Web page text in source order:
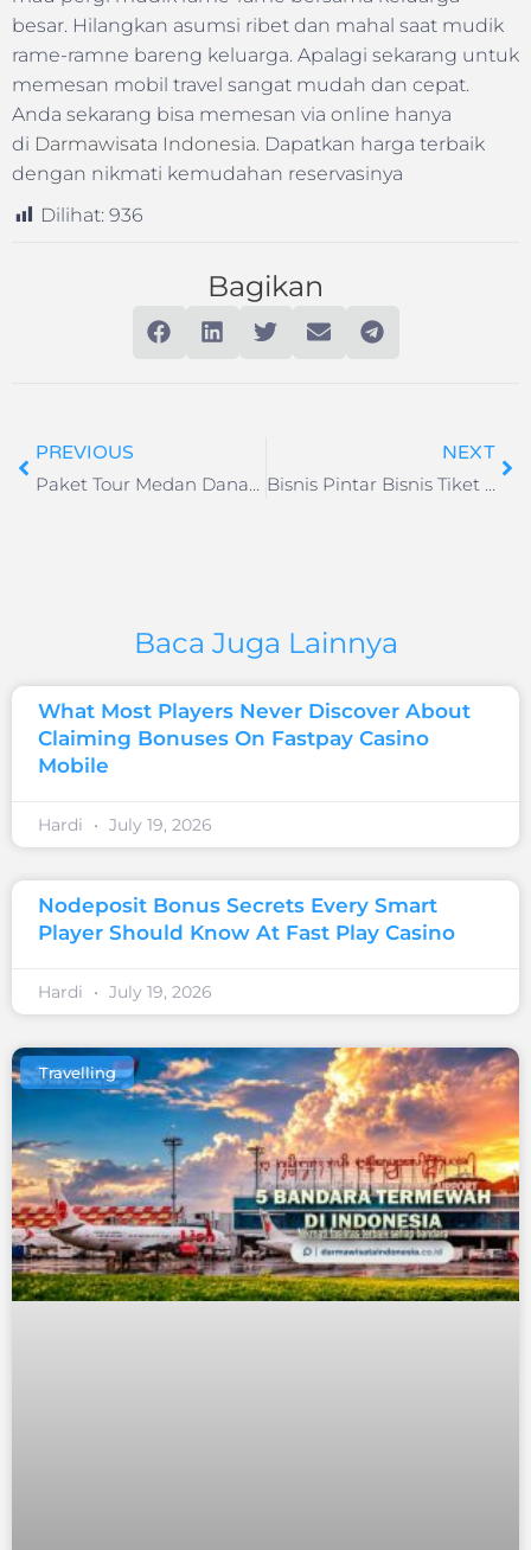
besar. Hilangkan asumsi ribet dan mahal saat mudik
rame-ramne bareng keluarga. Apalagi sekarang untuk
memesan mobil travel sangat mudah dan cepat.
Anda sekarang bisa memesan via online hanya
di Darmawisata Indonesia. Dapatkan harga terbaik
dengan nikmati kemudahan reservasinya
Dilihat: 936
Bagikan
PREVIOUS
Paket Tour Medan Danau Toba 3H2M
NEXT
Bisnis Pintar Bisnis Tiket Pesawat dan Hotel
Baca Juga Lainnya
What Most Players Never Discover About
Claiming Bonuses On Fastpay Casino
Mobile
Hardi July 19, 2026
Nodeposit Bonus Secrets Every Smart
Player Should Know At Fast Play Casino
Hardi July 19, 2026
Travelling